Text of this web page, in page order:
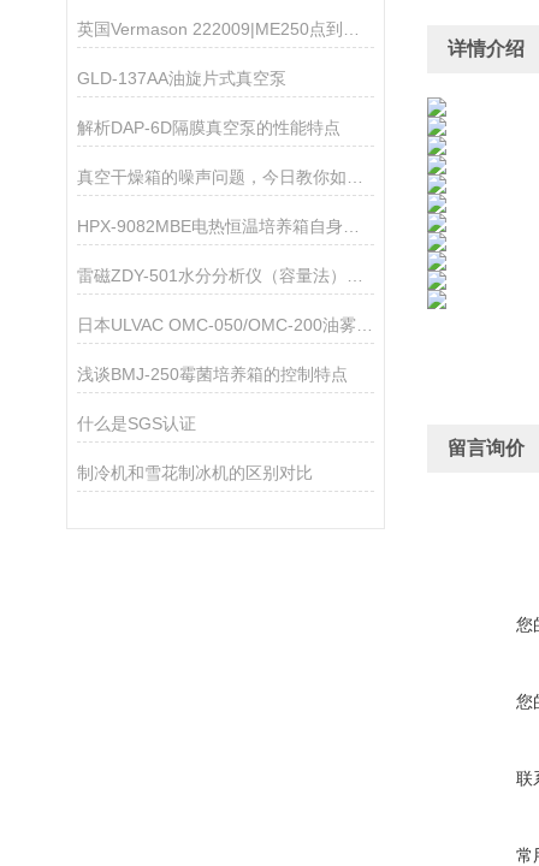
GLD-137AA油旋片式真空泵
解析DAP-6D隔膜真空泵的性能特点
浅谈BMJ-250霉菌培养箱的控制特点
什么是SGS认证
制冷机和雪花制冰机的区别对比
详情介绍
留言询价
您
您
联
常